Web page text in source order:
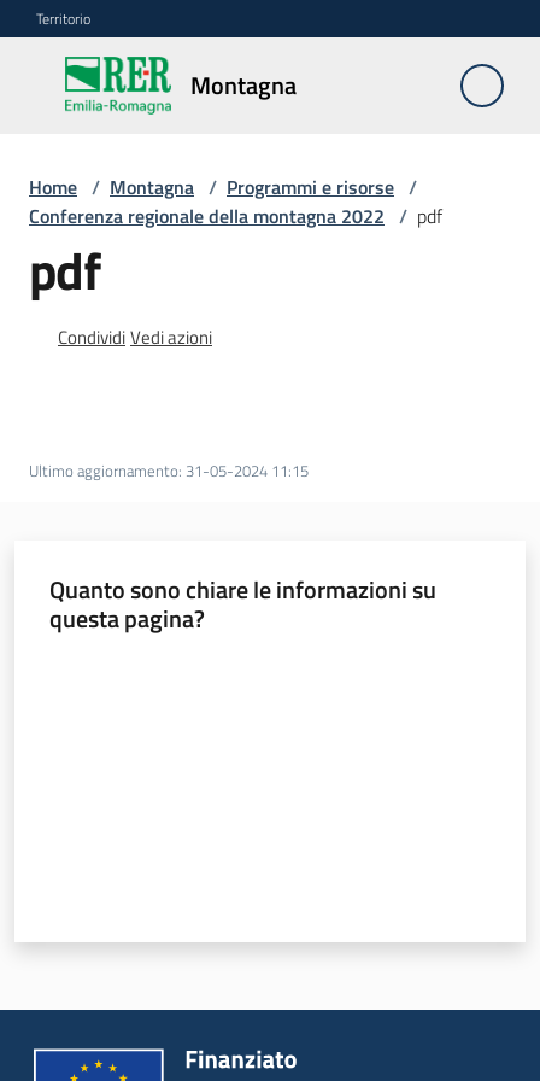
Vai al contenuto
Vai alla navigazione
Vai al footer
Territorio
Montagna
Montagna
Vivere
e
lavorare
territorio
risorse
Territorio
Home / Montagna / Programmi e risorse /
Conferenza regionale della montagna 2022 / pdf
pdf
CondividiVedi azioni
Ultimo aggiornamento: 31-05-2024 11:15
Quanto sono chiare le informazioni su
questa pagina?